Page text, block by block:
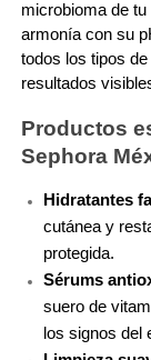
THE ORDINARY
TOCOBO
TONYMOLY
TOO FACED
microbioma de
armonía con su
todos los tipos
resultados
Productos
Sephora
Hidratantes
cutánea y
protegida.
Sérums
suero de
los signos del